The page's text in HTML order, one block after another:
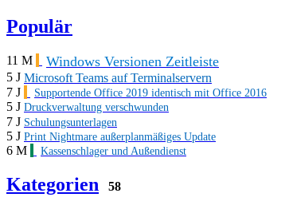
Populär
11 M Windows Versionen Zeitleiste
5 J Microsoft Teams auf Terminalservern
7 J
Supportende Office 2019 identisch mit Office 2016
5 J Druckverwaltung verschwunden
7 J Schulungsunterlagen
5 J Print Nightmare außerplanmäßiges Update
6 M Kassenschlager und Außendienst
Kategorien 58